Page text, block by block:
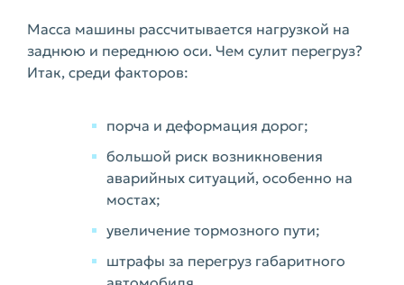
Масса машины рассчитывается нагрузкой на
заднюю и переднюю оси. Чем сулит перегруз?
Итак, среди факторов:
порча и деформация дорог;
большой риск возникновения
аварийных ситуаций, особенно на
мостах;
увеличение тормозного пути;
штрафы за перегруз габаритного